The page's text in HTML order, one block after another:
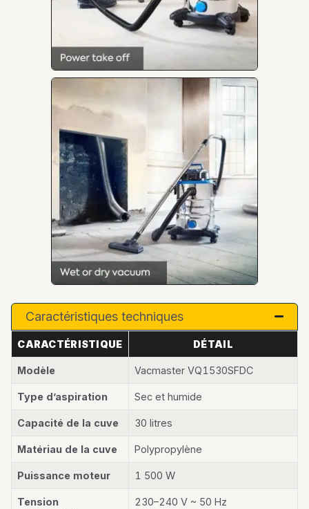
Caractéristiques techniques
CARACTÉRISTIQUE DÉTAIL
Modèle Vacmaster VQ1530SFDC
Type d’aspiration Sec et humide
Capacité de la cuve 30 litres
Matériau de la cuve Polypropylène
Puissance moteur 1 500 W
Tension
230–240 V ~ 50 Hz